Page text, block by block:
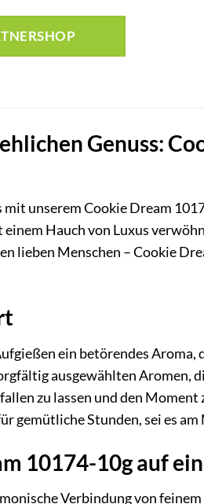
Genuss:
mit unserem Cookie Dream
Hauch von Luxus
lieben Menschen – Cookie
ein betörendes Aroma,
ausgewählten Aromen,
zu lassen und den
gemütliche Stunden, sei es
10174-10g auf
Verbindung von